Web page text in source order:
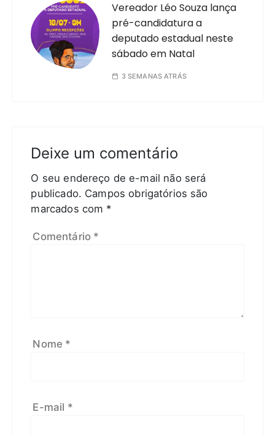
Vereador Léo Souza lança
pré-candidatura a
deputado estadual neste
sábado em Natal
3 SEMANAS ATRÁS
Deixe um comentário
O seu endereço de e-mail não será
publicado. Campos obrigatórios são
marcados com *
Comentário *
Nome *
E-mail *